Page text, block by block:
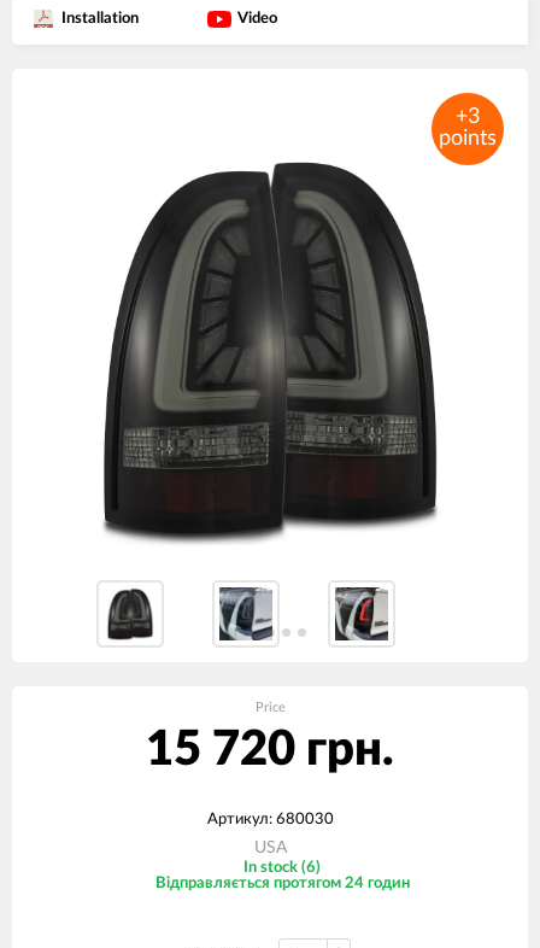
Installation Video
+3
points
Price
15 720 грн.
Артикул: 680030
USA
In stock (6)
Відправляється протягом 24 годин